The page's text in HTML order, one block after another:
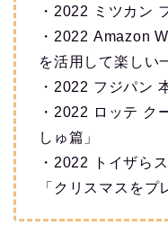
・2022 ミツカン
・2022 Amazon
を活用して楽しい
・2022 フジパン
・2022 ロッテ ク
しゅ篇」
・2022 トイザら
「クリスマスをプ